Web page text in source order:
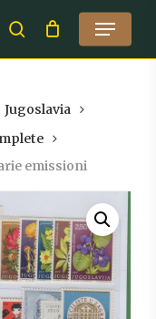
search
Menu
Jugoslavia
emissioni
Close